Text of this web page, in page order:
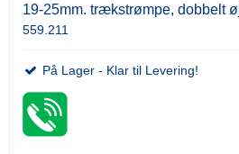
19-25mm. trækstrømpe, dobbelt
559.211
På Lager - Klar til Levering!